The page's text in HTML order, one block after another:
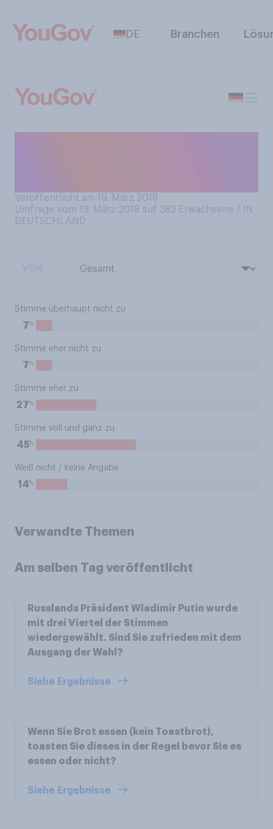
DE Branchen
Veröffentlicht am 19. März 2018
Umfrage vom 19. März 2018 auf 382 Erwachsene / IN
DEUTSCHLAND
Stimme überhaupt nicht zu
7%
Stimme eher nicht zu
7%
Stimme eher zu
27%
Stimme voll und ganz zu
45%
Weiß nicht / keine Angabe
14%
Verwandte Themen
Am selben Tag veröffentlicht
Russlands Präsident Wladimir Putin wurde
mit drei Viertel der Stimmen
wiedergewählt. Sind Sie zufrieden mit dem
Ausgang der Wahl?
Siehe Ergebnisse
Wenn Sie Brot essen (kein Toastbrot),
toasten Sie dieses in der Regel bevor Sie es
essen oder nicht?
Siehe Ergebnisse